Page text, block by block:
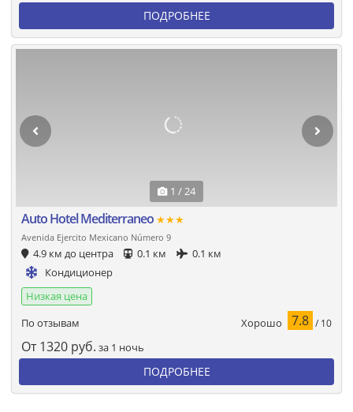
ПОДРОБНЕЕ
1 / 24
Auto Hotel Mediterraneo ★★★
Avenida Ejercito Mexicano Número 9
4.9 км до центра 0.1 км
0.1 км
Кондиционер
Низкая цена
По отзывам
Хорошо 7.8 / 10
От 1320 руб. за 1 ночь
ПОДРОБНЕЕ